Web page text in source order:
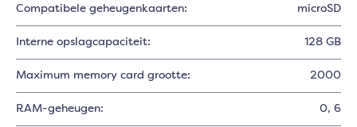
Compatibele geheugenkaarten: microSD
Interne opslagcapaciteit: 128 GB
Maximum memory card grootte: 2000
RAM-geheugen: 0, 6